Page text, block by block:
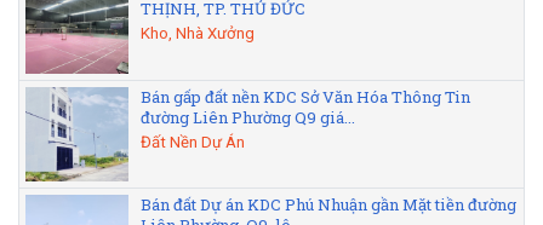
THỊNH, TP. THỦ ĐỨC
Kho, Nhà Xưởng
Bán gấp đất nền KDC Sở Văn Hóa Thông Tin
đường Liên Phường Q9 giá...
Đất Nền Dự Án
Bán đất Dự án KDC Phú Nhuận gần Mặt tiền đường